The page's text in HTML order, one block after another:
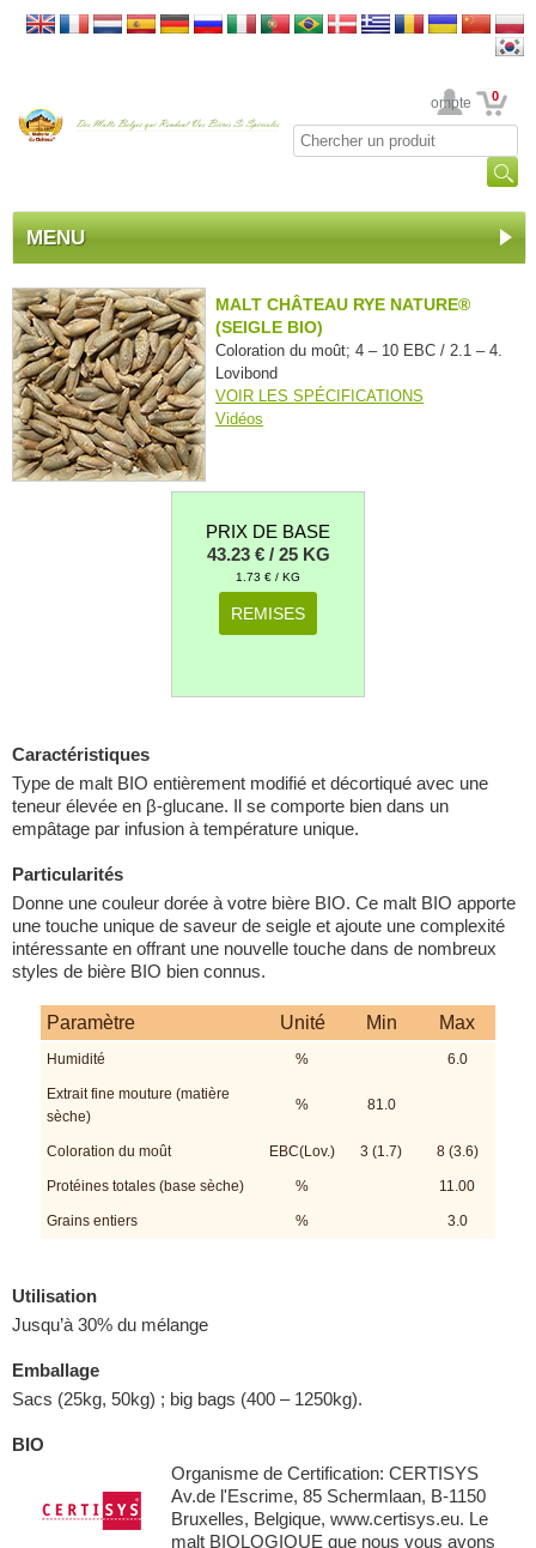
Votre Compte 0
MENU
MALT CHÂTEAU RYE NATURE®
(SEIGLE BIO)
Coloration du moût; 4 – 10 EBC / 2.1 – 4.
Lovibond
VOIR LES SPÉCIFICATIONS
Vidéos
PRIX DE BASE
43.23 € / 25 KG
1.73 € / KG
REMISES
Caractéristiques
Type de malt BIO entièrement modifié et décortiqué avec une
teneur élevée en β-glucane. Il se comporte bien dans un
empâtage par infusion à température unique.
Particularités
Donne une couleur dorée à votre bière BIO. Ce malt BIO apporte
une touche unique de saveur de seigle et ajoute une complexité
intéressante en offrant une nouvelle touche dans de nombreux
styles de bière BIO bien connus.
Paramètre Unité Min Max
Humidité % 6.0
Extrait fine mouture (matière
sèche)
% 81.0
Coloration du moût EBC(Lov.) 3 (1.7) 8 (3.6)
Protéines totales (base sèche) % 11.00
Grains entiers % 3.0
Utilisation
Jusqu’à 30% du mélange
Emballage
Sacs (25kg, 50kg) ; big bags (400 – 1250kg).
BIO
Organisme de Certification: CERTISYS
Av.de l'Escrime, 85 Schermlaan, B-1150
Bruxelles, Belgique, www.certisys.eu. Le
malt BIOLOGIQUE que nous vous avons